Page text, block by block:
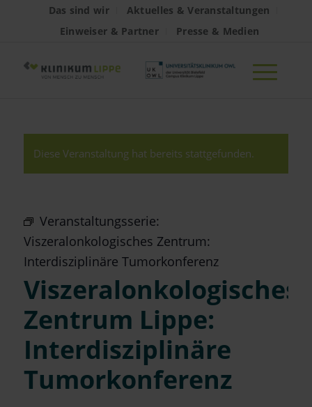
Das sind wir
Aktuelles & Veranstaltungen
Einweiser & Partner
Presse & Medien
Diese Veranstaltung hat bereits stattgefunden.
Veranstaltungsserie:
Viszeralonkologisches Zentrum:
Interdisziplinäre Tumorkonferenz
Viszeralonkologisches
Zentrum Lippe:
Interdisziplinäre
Tumorkonferenz